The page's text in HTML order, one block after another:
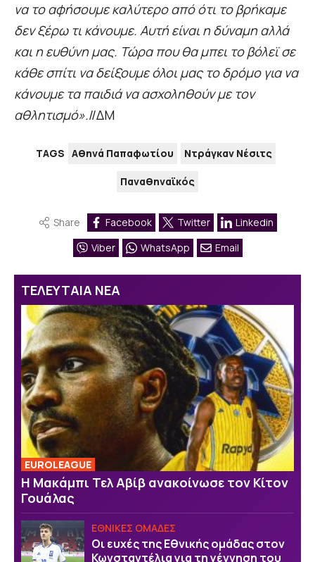
να το αφήσουμε καλύτερο από ότι το βρήκαμε
δεν ξέρω τι κάνουμε. Αυτή είναι η δύναμη αλλά
και η ευθύνη μας. Τώρα που θα μπει το βόλεϊ σε
κάθε σπίτι να δείξουμε όλοι μας το δρόμο για να
κάνουμε τα παιδιά να ασχοληθούν με τον
αθλητισμό».//ΔΜ
TAGS Αθηνά Παπαφωτίου Ντράγκαν Νέσιτς
Παναθηναϊκός
Share Facebook Twitter
Linkedin
Viber
WhatsApp Email
ΤΕΛΕΥΤΑΙΑ ΝΕΑ
EUROLEAGUE
Η Μακάμπι Τελ Αβίβ ανακοίνωσε τον Κίτον
Γουάλας
ΕΘΝΙΚΕΣ ΟΜΑΔΕΣ
Οι ευχές της Εθνικής ομάδας στον
Κωνσταντέλια για τη γέννηση του